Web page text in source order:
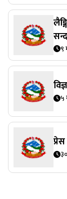
९
५
प्रेस